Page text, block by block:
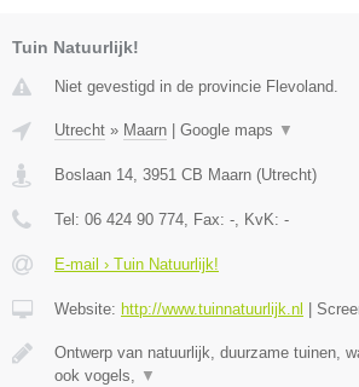
Tuin Natuurlijk!
Niet gevestigd in de provincie Flevoland.
Utrecht » Maarn Google maps ▼
Boslaan 14, 3951 CB Maarn (Utrecht)
Tel: 06 424 90 774, Fax: -, KvK: -
E-mail › Tuin Natuurlijk!
Website: http://www.tuinnatuurlijk.nl
Ontwerp van natuurlijk, duurzame tuinen,
ook vogels, ▼